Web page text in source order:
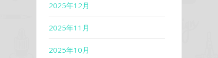
2025年12月
2025年11月
2025年10月